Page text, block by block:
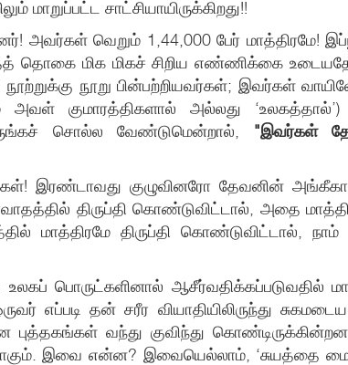
மாறுப்பட்ட சாட்சியாயிருக்கிறது!!
அவர்கள் வெறும் 1,44,000 பேர் மாத்திரமே!
தொகை மிக மிகச் சிறிய எண்ணிக்கை
நூறு பின்பற்றியவர்கள்; இவர்கள்
அவள் குமாரத்திகளால் அல்லது
சொல்ல வேண்டுமென்றால், "இவர்கள்
இரண்டாவது குழுவினரோ தேவனின்
திருப்தி கொண்டுவிட்டால், அதை
மாத்திரமே திருப்தி கொண்டுவிட்டால்,
பொருட்களினால் ஆசீர்வதிக்கப்படுவதில்
தன் சரீர வியாதியிலிருந்து சுகமடைய
புத்தகங்கள் வந்து குவிந்து
இவை என்ன? இவையெல்லாம், ‘சுயத்தை